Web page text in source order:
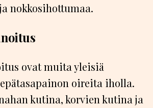
nokkosihottumaa.
ovat muita yleisiä
oireita iholla.
kutina, korvien kutina ja